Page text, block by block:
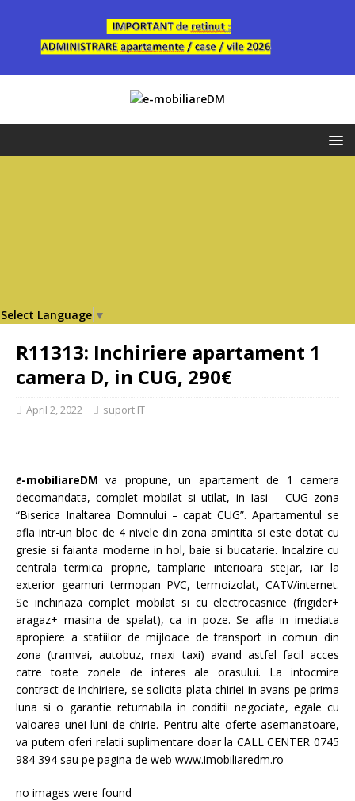
Select Language ▼
R11313: Inchiriere apartament 1
camera D, in CUG, 290€
April 2, 2022 suport IT
e-mobiliareDM va propune, un apartament de 1 camera
decomandata, complet mobilat si utilat, in Iasi – CUG zona
“Biserica Inaltarea Domnului – capat CUG”. Apartamentul se
afla intr-un bloc de 4 nivele din zona amintita si este dotat cu
gresie si faianta moderne in hol, baie si bucatarie. Incalzire cu
centrala termica proprie, tamplarie interioara stejar, iar la
exterior geamuri termopan PVC, termoizolat, CATV/internet.
Se inchiriaza complet mobilat si cu electrocasnice (frigider+
aragaz+ masina de spalat), ca in poze. Se afla in imediata
apropiere a statiilor de mijloace de transport in comun din
zona (tramvai, autobuz, maxi taxi) avand astfel facil acces
catre toate zonele de interes ale orasului. La intocmire
contract de inchiriere, se solicita plata chiriei in avans pe prima
luna si o garantie returnabila in conditii negociate, egale cu
valoarea unei luni de chirie. Pentru alte oferte asemanatoare,
va putem oferi relatii suplimentare doar la CALL CENTER 0745
984 394 sau pe pagina de web www.imobiliaredm.ro
no images were found